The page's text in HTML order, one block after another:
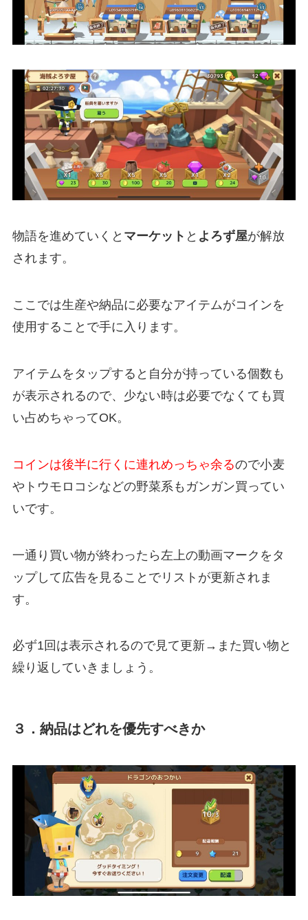
物語を進めていくと マーケット と よろず屋が解放
されます。
ここでは生産や納品に必要なアイテムがコインを
使用することで手に入ります。
アイテムをタップすると自分が持っている個数も
が表示されるので、少ない時は必要でなくても買
い占めちゃってOK。
コインは後半に行くに連れめっちゃ余るので小麦
やトウモロコシなどの野菜系もガンガン買ってい
いです。
一通り買い物が終わったら左上の動画マークをタ
ップして広告を見ることでリストが更新されま
す。
必ず1回は表示されるので見て更新→また買い物と
繰り返していきましょう。
３．納品はどれを優先すべきか